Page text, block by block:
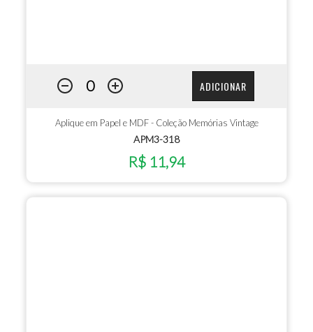
ADICIONAR
Aplique em Papel e MDF - Coleção Memórias Vintage
APM3-318
R$ 11,94